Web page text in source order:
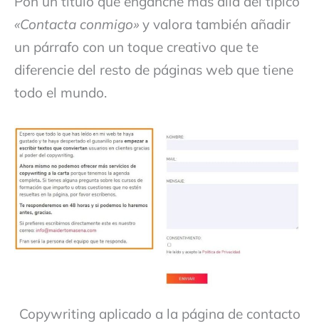
«Contacta conmigo» y valora también añadir
un párrafo con un toque creativo que te
diferencie del resto de páginas web que tiene
todo el mundo.
Copywriting aplicado a la página de contacto